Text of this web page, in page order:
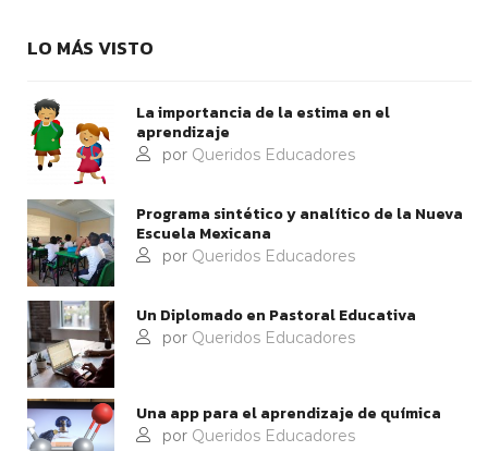
LO MÁS VISTO
La importancia de la estima en el
aprendizaje
por Queridos Educadores
Programa sintético y analítico de la Nueva
Escuela Mexicana
por Queridos Educadores
Un Diplomado en Pastoral Educativa
por Queridos Educadores
Una app para el aprendizaje de química
por Queridos Educadores